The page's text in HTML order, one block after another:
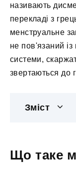
називають
перекладі з
менструальне
не пов'язаний із
системи,
звертаються до
Зміст
Що таке